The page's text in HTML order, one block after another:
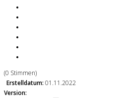
(0 Stimmen)
Erstelldatum: 01.11.2022
Version: